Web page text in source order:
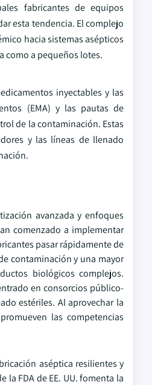
fabricantes de equipos
esta tendencia. El complejo
hacia sistemas asépticos
como a pequeños lotes.
inyectables y las
(EMA) y las pautas de
de la contaminación. Estas
y las líneas de llenado
avanzada y enfoques
comenzado a implementar
pasar rápidamente de
contaminación y una mayor
biológicos complejos.
en consorcios público-
estériles. Al aprovechar la
las competencias
aséptica resilientes y
FDA de EE. UU. fomenta la